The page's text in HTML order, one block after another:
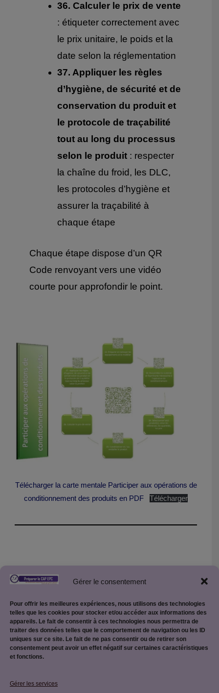
Gérer le consentement
Pour offrir les meilleures expériences, nous utilisons des technologies
telles que les cookies pour stocker et/ou accéder aux informations des
appareils. Le fait de consentir à ces technologies nous permettra de
traiter des données telles que le comportement de navigation ou les ID
uniques sur ce site. Le fait de ne pas consentir ou de retirer son
consentement peut avoir un effet négatif sur certaines caractéristiques
et fonctions.
Gérer les services
36. Calculer le prix de vente
: étiqueter correctement avec
le prix unitaire, le poids et la
date selon la réglementation
37. Appliquer les règles
d’hygiène, de sécurité et de
conservation du produit et
le protocole de traçabilité
tout au long du processus
selon le produit : respecter
la chaîne du froid, les DLC,
les protocoles d’hygiène et
assurer la traçabilité à
chaque étape
Chaque étape dispose d’un QR
Code renvoyant vers une vidéo
courte pour approfondir le point.
Télécharger la carte mentale Participer aux opérations de
conditionnement des produits en PDF
Télécharger
Retour aux différentes cartes mentales
Le référentiel du CAP EPC